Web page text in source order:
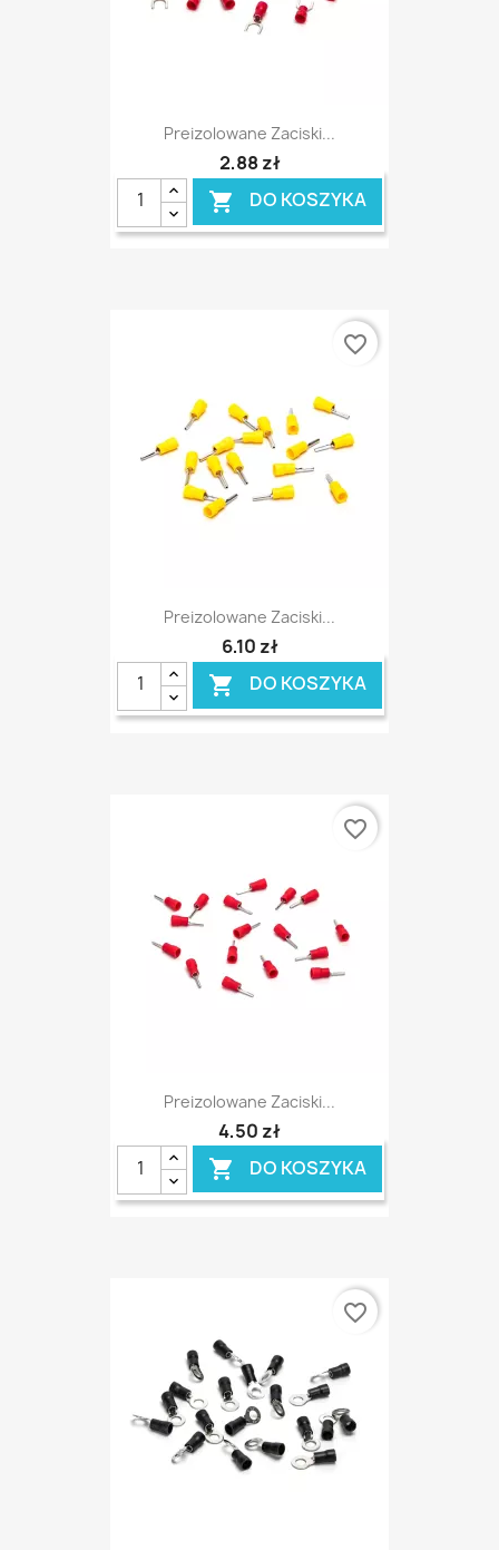
Preizolowane Zaciski...
2,88 zł
 DO KOSZYKA
Preizolowane Zaciski...
6,10 zł
 DO KOSZYKA
favorite_border
Preizolowane Zaciski...
4,50 zł
 DO KOSZYKA
favorite_border
favorite_border